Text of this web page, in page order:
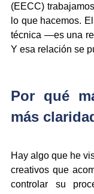
(EECC)
lo que hacemos.
técnica —es una
Y esa relación se
Por qué
más
Hay algo que he
creativos que
controlar su